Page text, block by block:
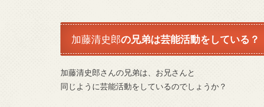
加藤清史郎の兄弟は芸能活動をしている？
加藤清史郎さんの兄弟は、お兄さんと
同じように芸能活動をしているのでしょうか？